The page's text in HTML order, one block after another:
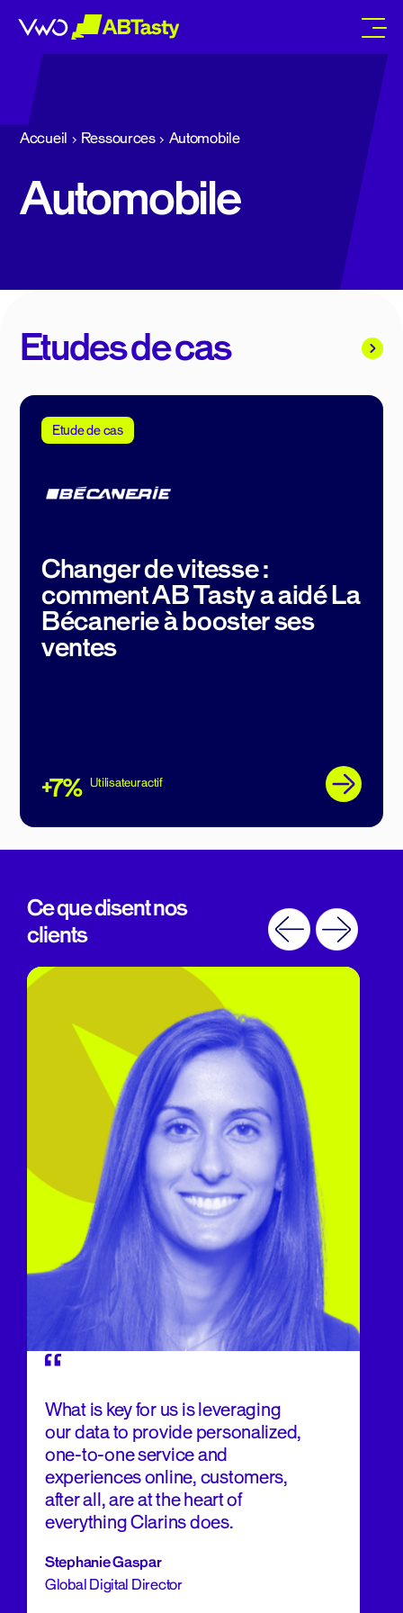
abtasty
Accueil Ressources Automobile
Automobile
Etudes de cas
Etude de cas
Changer de vitesse :
comment AB Tasty a aidé La
Bécanerie à booster ses
ventes
+7% Utilisateur actif
Ce que disent nos
clients
What is key for us is leveraging
our data to provide personalized,
one-to-one service and
experiences online, customers,
after all, are at the heart of
everything Clarins does.
Stephanie Gaspar
Global Digital Director